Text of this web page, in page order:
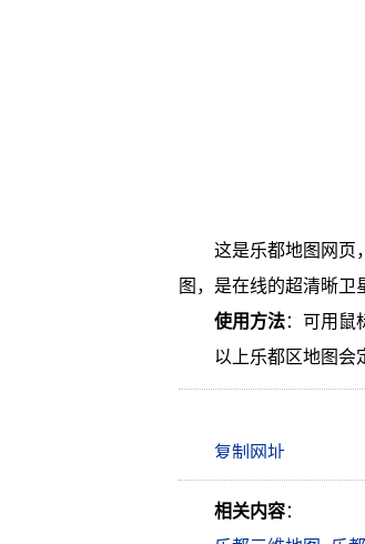
这是乐都地图网页
图，是在线的超清晰卫
使用方法：可用鼠
以上乐都区地图会
相关内容：